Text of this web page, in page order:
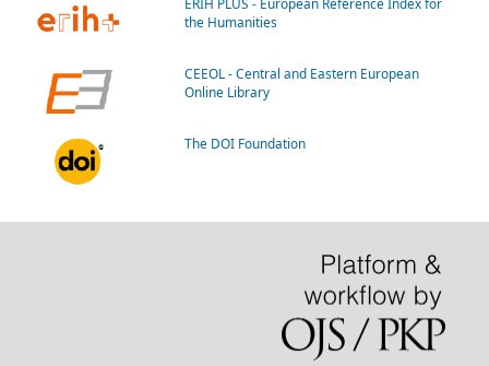
the Humanities
CEEOL - Central and Eastern European
Online Library
The DOI Foundation